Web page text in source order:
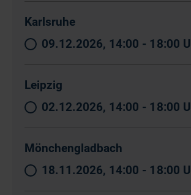
Karlsruhe
09.12.2026, 14:00 - 18:00
Leipzig
02.12.2026, 14:00 - 18:00
Mönchengladbach
18.11.2026, 14:00 - 18:00